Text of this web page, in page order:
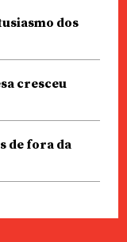
dos
cresceu
de fora da